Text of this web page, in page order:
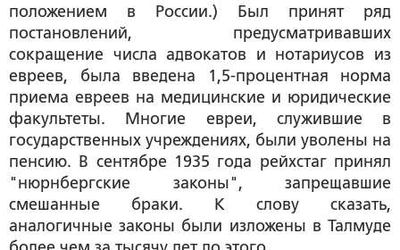
положением в России.) Был принят ряд
постановлений, предусматривавших
сокращение числа адвокатов и нотариусов из
евреев, была введена 1,5-процентная норма
приема евреев на медицинские и юридические
факультеты. Многие евреи, служившие в
государственных учреждениях, были уволены на
пенсию. В сентябре 1935 года рейхстаг принял
"нюрнбергские законы", запрещавшие
смешанные браки. К слову сказать,
аналогичные законы были изложены в Талмуде